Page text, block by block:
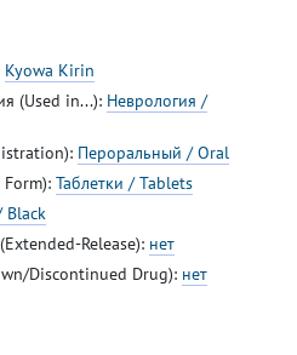
Kyowa Kirin
(Used in...): Неврология /
Пероральный / Oral
Таблетки / Tablets
Black
Release): нет
Discontinued Drug): нет